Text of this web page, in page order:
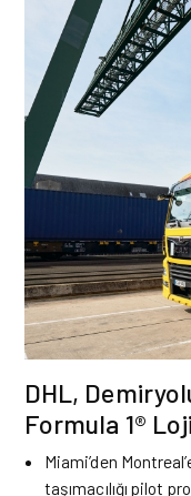
DHL,
Formula 1®
Miami’den
taşımacılığı pilot